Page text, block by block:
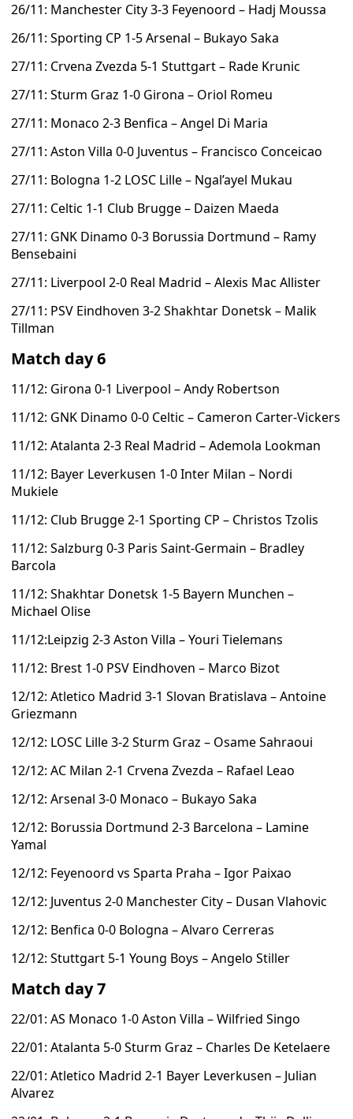
26/11: Manchester City 3-3 Feyenoord – Hadj Moussa
26/11: Sporting CP 1-5 Arsenal – Bukayo Saka
27/11: Crvena Zvezda 5-1 Stuttgart – Rade Krunic
27/11: Sturm Graz 1-0 Girona – Oriol Romeu
27/11: Monaco 2-3 Benfica – Angel Di Maria
27/11: Aston Villa 0-0 Juventus – Francisco Conceicao
27/11: Bologna 1-2 LOSC Lille – Ngal’ayel Mukau
27/11: Celtic 1-1 Club Brugge – Daizen Maeda
27/11: GNK Dinamo 0-3 Borussia Dortmund – Ramy
Bensebaini
27/11: Liverpool 2-0 Real Madrid – Alexis Mac Allister
27/11: PSV Eindhoven 3-2 Shakhtar Donetsk – Malik
Tillman
Match day 6
11/12: Girona 0-1 Liverpool – Andy Robertson
11/12: GNK Dinamo 0-0 Celtic – Cameron Carter-Vickers
11/12: Atalanta 2-3 Real Madrid – Ademola Lookman
11/12: Bayer Leverkusen 1-0 Inter Milan – Nordi
Mukiele
11/12: Club Brugge 2-1 Sporting CP – Christos Tzolis
11/12: Salzburg 0-3 Paris Saint-Germain – Bradley
Barcola
11/12: Shakhtar Donetsk 1-5 Bayern Munchen –
Michael Olise
11/12:Leipzig 2-3 Aston Villa – Youri Tielemans
11/12: Brest 1-0 PSV Eindhoven – Marco Bizot
12/12: Atletico Madrid 3-1 Slovan Bratislava – Antoine
Griezmann
12/12: LOSC Lille 3-2 Sturm Graz – Osame Sahraoui
12/12: AC Milan 2-1 Crvena Zvezda – Rafael Leao
12/12: Arsenal 3-0 Monaco – Bukayo Saka
12/12: Borussia Dortmund 2-3 Barcelona – Lamine
Yamal
12/12: Feyenoord vs Sparta Praha – Igor Paixao
12/12: Juventus 2-0 Manchester City – Dusan Vlahovic
12/12: Benfica 0-0 Bologna – Alvaro Cerreras
12/12: Stuttgart 5-1 Young Boys – Angelo Stiller
Match day 7
22/01: AS Monaco 1-0 Aston Villa – Wilfried Singo
22/01: Atalanta 5-0 Sturm Graz – Charles De Ketelaere
22/01: Atletico Madrid 2-1 Bayer Leverkusen – Julian
Alvarez